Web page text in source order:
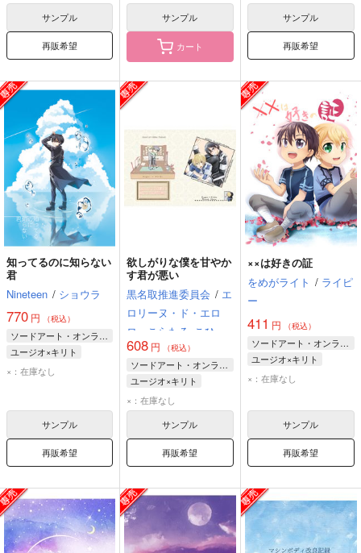
サンプル
再販希望
サンプル
カート
サンプル
再販希望
知ってるのに知らない
君
Nineteen / ショウラ
770 円 （税込）
ソードアート・オンライン
ユージオ×キリト
キリト
ユージオ
×：在庫なし
サンプル
再販希望
欲しがりな僕を甘やか
す君が悪い
黒名取推進委員会 / エ
ロリーヌ・ド・エロ
ロ・こらたる
こひな
た
608 円 （税込）
ソードアート・オンライン
ユージオ×キリト
キリト
ユージオ
×：在庫なし
サンプル
再販希望
××は好きの証
をめがライト / ライピ
ー
411 円 （税込）
ソードアート・オンライン
ユージオ×キリト
キリト
ユージオ
×：在庫なし
サンプル
再販希望